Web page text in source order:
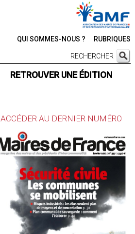
QUI SOMMES-NOUS ? RUBRIQUES
RECHERCHER
RETROUVER UNE ÉDITION
ACCÉDER AU DERNIER NUMÉRO